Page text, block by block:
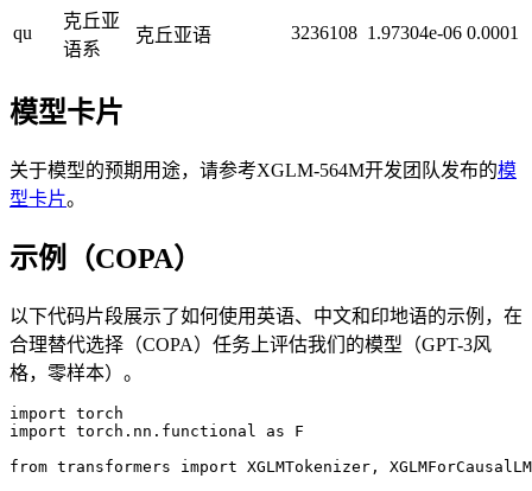
qu
克丘亚
语系
克丘亚语 3236108 1.97304e-06 0.0001
模型卡片
关于模型的预期用途，请参考XGLM-564M开发团队发布的模
型卡片。
示例（COPA）
以下代码片段展示了如何使用英语、中文和印地语的示例，在
合理替代选择（COPA）任务上评估我们的模型（GPT-3风
格，零样本）。
import torch
import torch.nn.functional as F
from transformers import XGLMTokenizer, XGLMForCausalLM